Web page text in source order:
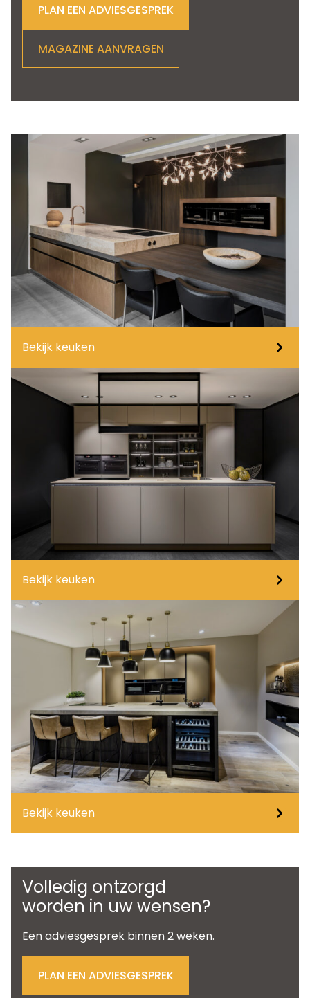
PLAN EEN ADVIESGESPREK
MAGAZINE AANVRAGEN
Bekijk keuken
Bekijk keuken
Bekijk keuken
Volledig ontzorgd
worden in uw wensen?
Een adviesgesprek binnen 2 weken.
PLAN EEN ADVIESGESPREK